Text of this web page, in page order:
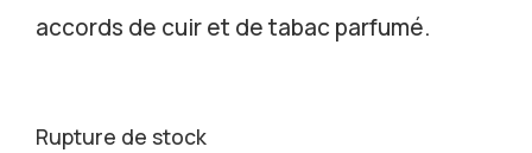
accords de cuir et de tabac parfumé.
Rupture de stock